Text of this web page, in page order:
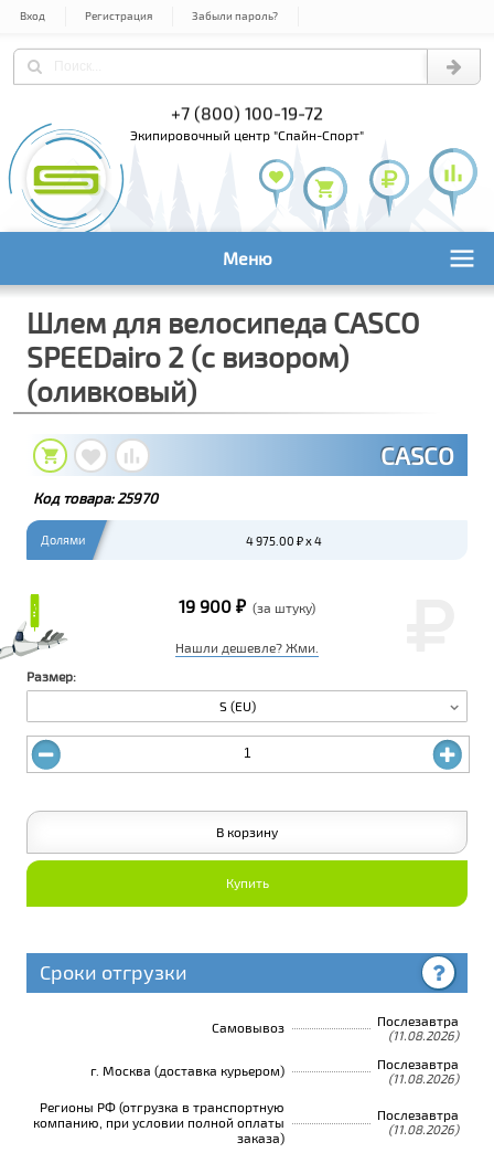
Вход Регистрация Забыли пароль?
+7 (800) 100-19-72
экипировочный центр "Спайн-Спорт"
Меню
Шлем для велосипеда CASCO
SPEEDairo 2 (с визором)
(оливковый)
CASCO
Код товара:25970
₽₽
Долями 4 975.00 ₽ x 4
19 900 ₽ (за штуку)
Нашли дешевле? Жми.
Размер:
S (EU)
В корзину
Купить
Сроки отгрузки
Самовывоз Послезавтра
(11.08.2026)
г. Москва (доставка курьером) Послезавтра
(11.08.2026)
Регионы РФ (отгрузка в транспортную
компанию, при условии полной оплаты
заказа)
Послезавтра
(11.08.2026)